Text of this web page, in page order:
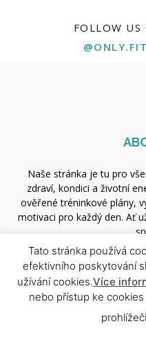
FOLLOW US
Naše stránka je tu pro
zdraví, kondici a životní
ověřené tréninkové plány,
motivaci pro každý den. Ať
Contact us:
Tato stránka používá
efektivního poskytování
užívání cookies.Více
nebo přístup ke